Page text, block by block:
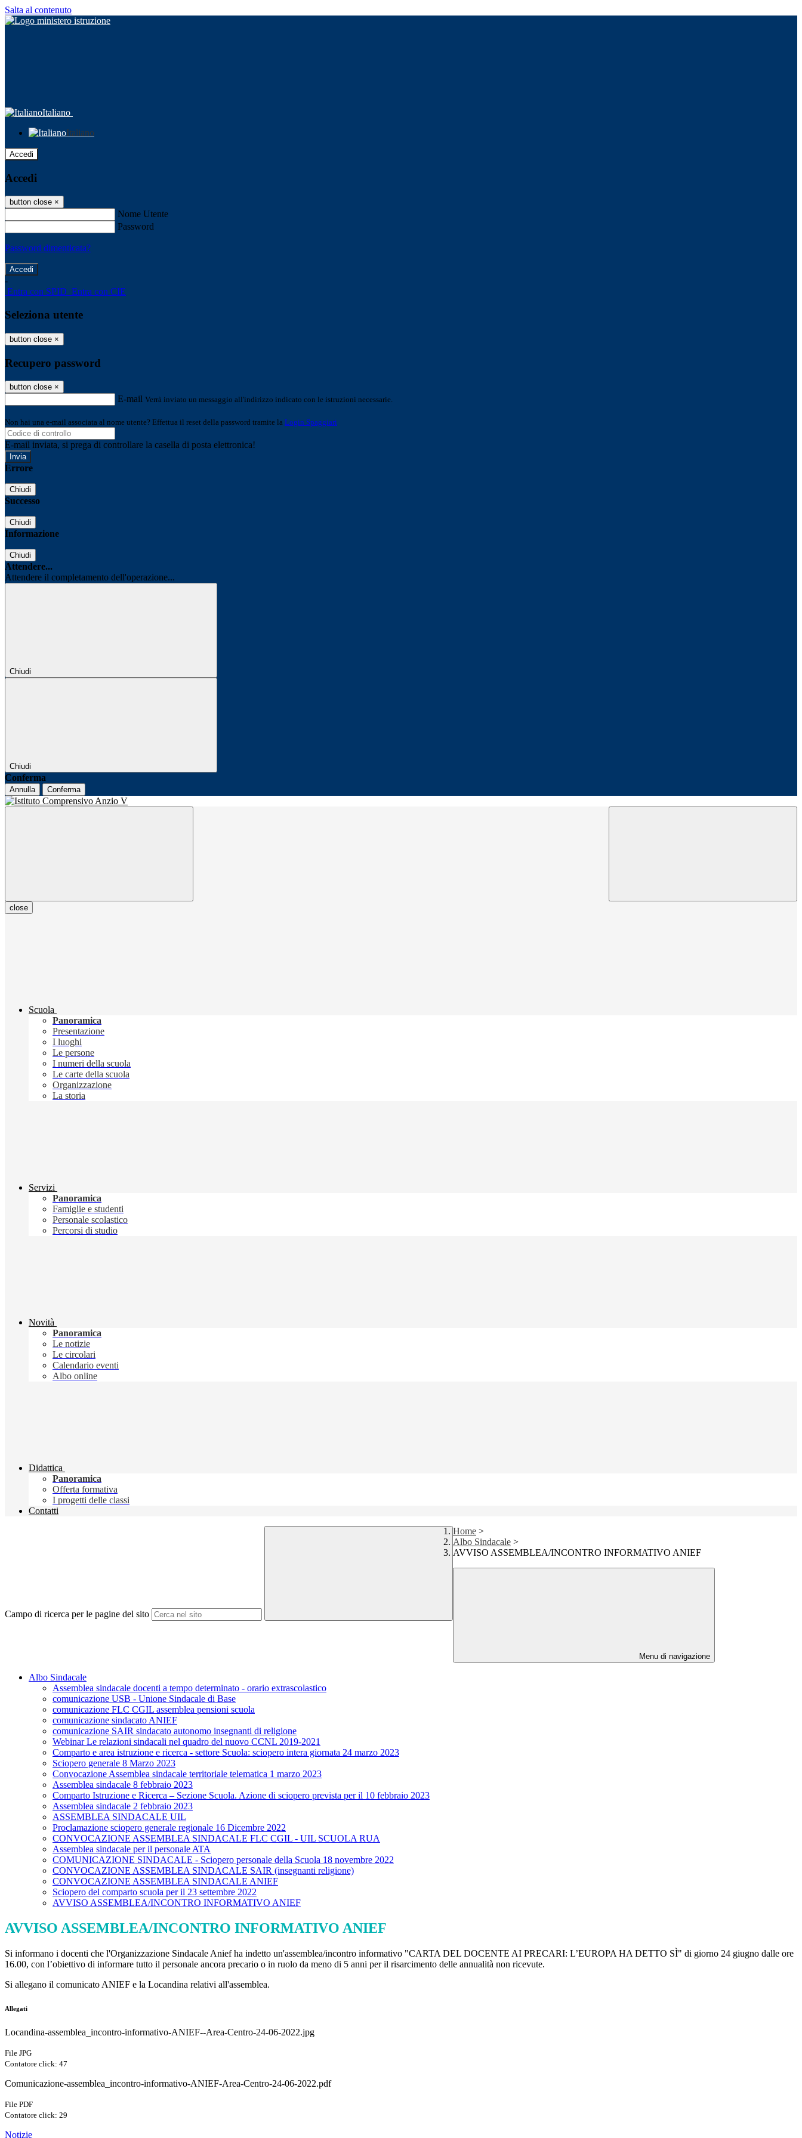
Salta al contenuto
Italiano
Italiano
Accedi
Accedi
button close ×
Nome Utente
Password
Password dimenticata?
-
Entra con SPID Entra con CIE
Seleziona utente
button close ×
Recupero password
button close ×
E-mail Verrà inviato un messaggio all'indirizzo indicato con le istruzioni necessarie.
Non hai una e-mail associata al nome utente? Effettua il reset della password tramite la Login Spaggiari
E-mail inviata, si prega di controllare la casella di posta elettronica!
Errore
Chiudi
Successo
Chiudi
Informazione
Chiudi
Attendere...
Attendere il completamento dell'operazione...
Chiudi
Chiudi
Conferma
Annulla Conferma
close
Scuola
Panoramica
Presentazione
I luoghi
Le persone
I numeri della scuola
Le carte della scuola
Organizzazione
La storia
Servizi
Panoramica
Famiglie e studenti
Personale scolastico
Percorsi di studio
Novità
Panoramica
Le notizie
Le circolari
Calendario eventi
Albo online
Didattica
Panoramica
Offerta formativa
I progetti delle classi
Contatti
Campo di ricerca per le pagine del sito
Home >
Albo Sindacale >
AVVISO ASSEMBLEA/INCONTRO INFORMATIVO ANIEF
Menu di navigazione
Albo Sindacale
Assemblea sindacale docenti a tempo determinato - orario extrascolastico
comunicazione USB - Unione Sindacale di Base
comunicazione FLC CGIL assemblea pensioni scuola
comunicazione sindacato ANIEF
comunicazione SAIR sindacato autonomo insegnanti di religione
Webinar Le relazioni sindacali nel quadro del nuovo CCNL 2019-2021
Comparto e area istruzione e ricerca - settore Scuola: sciopero intera giornata 24 marzo 2023
Sciopero generale 8 Marzo 2023
Convocazione Assemblea sindacale territoriale telematica 1 marzo 2023
Assemblea sindacale 8 febbraio 2023
Comparto Istruzione e Ricerca – Sezione Scuola. Azione di sciopero prevista per il 10 febbraio 2023
Assemblea sindacale 2 febbraio 2023
ASSEMBLEA SINDACALE UIL
Proclamazione sciopero generale regionale 16 Dicembre 2022
CONVOCAZIONE ASSEMBLEA SINDACALE FLC CGIL - UIL SCUOLA RUA
Assemblea sindacale per il personale ATA
COMUNICAZIONE SINDACALE - Sciopero personale della Scuola 18 novembre 2022
CONVOCAZIONE ASSEMBLEA SINDACALE SAIR (insegnanti religione)
CONVOCAZIONE ASSEMBLEA SINDACALE ANIEF
Sciopero del comparto scuola per il 23 settembre 2022
AVVISO ASSEMBLEA/INCONTRO INFORMATIVO ANIEF
AVVISO ASSEMBLEA/INCONTRO INFORMATIVO ANIEF
Si informano i docenti che l'Organizzazione Sindacale Anief ha indetto un'assemblea/incontro informativo "CARTA DEL DOCENTE AI PRECARI: L’EUROPA HA DETTO SÌ" di giorno 24 giugno dalle ore
16.00, con l’obiettivo di informare tutto il personale ancora precario o in ruolo da meno di 5 anni per il risarcimento delle annualità non ricevute.
Si allegano il comunicato ANIEF e la Locandina relativi all'assemblea.
Allegati
Locandina-assemblea_incontro-informativo-ANIEF--Area-Centro-24-06-2022.jpg
File JPG
Contatore click: 47
Comunicazione-assemblea_incontro-informativo-ANIEF-Area-Centro-24-06-2022.pdf
File PDF
Contatore click: 29
Notizie